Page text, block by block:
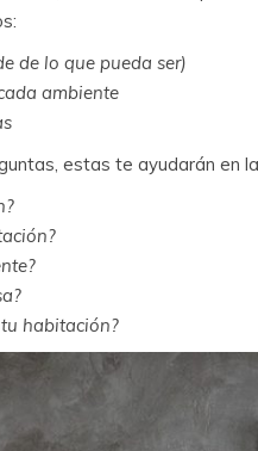
de lo que pueda ser)
ambiente
estas te ayudarán en
habitación?